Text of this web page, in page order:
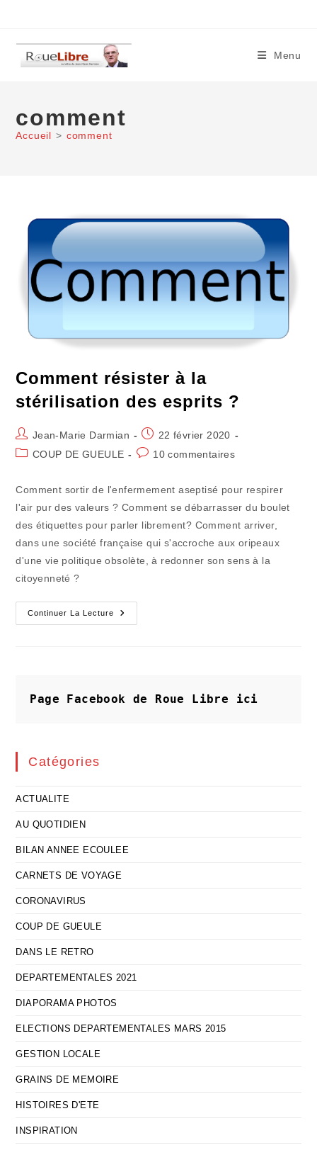
content
Menu
comment
Accueil > comment
Comment résister à la
stérilisation des esprits ?
Auteur/autrice
de
Jean-Marie Darmian
Publication
publiée :
22 février 2020
PostCOUP DE GUEULE
Commentaires
10 commentaires
Comment sortir de l'enfermement aseptisé pour respirer
l'air pur des valeurs ? Comment se débarrasser du boulet
des étiquettes pour parler librement? Comment arriver,
dans une société française qui s'accroche aux oripeaux
d'une vie politique obsolète, à redonner son sens à la
citoyenneté ?
Continuer La Lecture
Comment
Résister
Page Facebook de Roue Libre ici
Catégories
ACTUALITE
AU QUOTIDIEN
BILAN ANNEE ECOULEE
CARNETS DE VOYAGE
CORONAVIRUS
COUP DE GUEULE
DANS LE RETRO
DEPARTEMENTALES 2021
DIAPORAMA PHOTOS
ELECTIONS DEPARTEMENTALES MARS 2015
GESTION LOCALE
GRAINS DE MEMOIRE
HISTOIRES D'ETE
INSPIRATION